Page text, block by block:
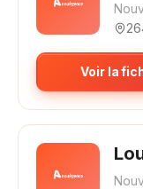
Voir la